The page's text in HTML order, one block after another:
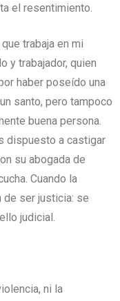
el resentimiento.
trabaja en mi
y trabajador, quien
haber poseído una
santo, pero tampoco
buena persona.
dispuesto a castigar
su abogada de
Cuando la
de ser justicia: se
judicial.
ni la